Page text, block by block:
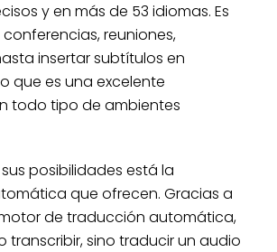
y en más de 53 idiomas. Es
reuniones,
insertar subtítulos en
que es una excelente
todo tipo de ambientes
posibilidades está la
que ofrecen. Gracias a
de traducción automática,
transcribir, sino traducir un audio